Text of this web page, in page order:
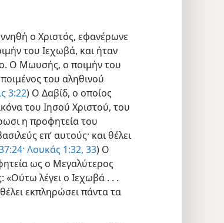
ο Χριστός, εφανέρωνε
του Ιεχωβά, και ήταν
Ο Μωυσής, ο ποιμήν του
του αληθινού
3:22) Ο Δαβίδ, ο οποίος
του Ιησού Χριστού, του
η προφητεία του
επ’ αυτούς· και θέλει
Λουκάς 1:32, 33) Ο
ως ο Μεγαλύτερος
«Ούτω λέγει ο Ιεχωβά . . .
εκπληρώσει πάντα τα